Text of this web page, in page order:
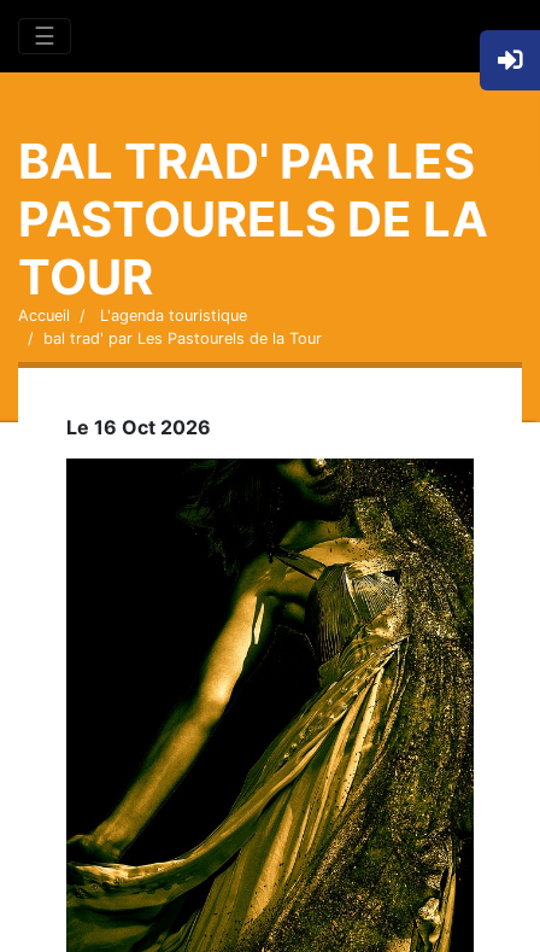
☰
BAL TRAD' PAR LES
PASTOURELS DE LA
TOUR
Accueil
L'agenda touristique
bal trad' par Les Pastourels de la Tour
Le 16 Oct 2026